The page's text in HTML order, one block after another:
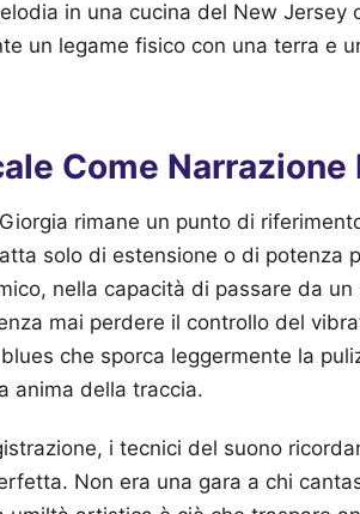
in una cucina del New Jersey
un legame fisico con una terra e
Come Narrazione
rimane un punto di
solo di estensione o di potenza
nella capacità di passare da
mai perdere il controllo del
che sporca leggermente la
anima della traccia.
i tecnici del suono
Non era una gara a chi